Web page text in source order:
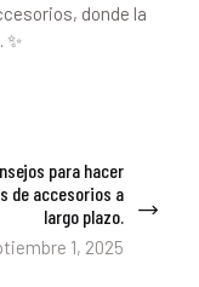
donde la
✨
para hacer
de accesorios a
largo plazo.
1, 2025